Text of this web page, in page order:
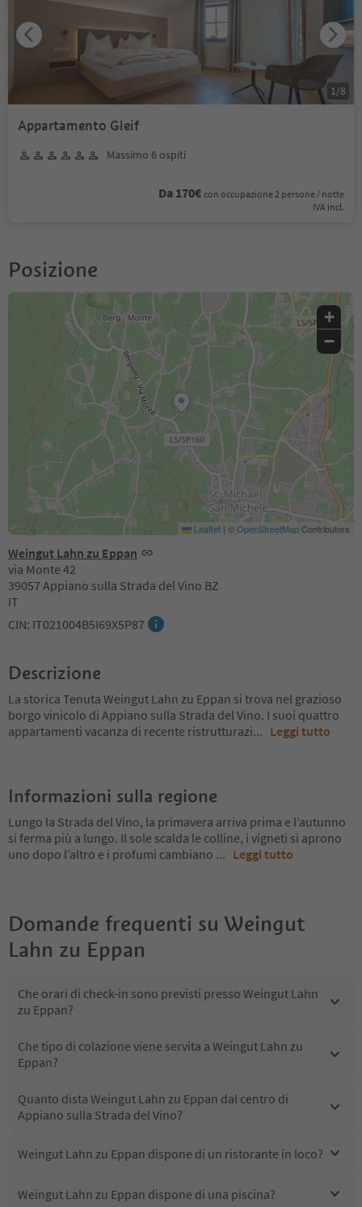
Appartamento Gleif
Massimo 6 ospiti
Da 170€ con occupazione 2 persone / notte
IVA incl.
1/8
Posizione
Weingut Lahn zu Eppan
via Monte 42
39057 Appiano sulla Strada del Vino BZ
IT
CIN: IT021004B5I69X5P87
+
−
Leaflet | ©OpenStreetMapContributors
Descrizione
La storica Tenuta Weingut Lahn zu Eppan si trova nel grazioso
borgo vinicolo di Appiano sulla Strada del Vino. I suoi quattro
appartamenti vacanza di recente ristrutturazi... Leggi tutto
Informazioni sulla regione
Lungo la Strada del Vino, la primavera arriva prima e l’autunno
si ferma più a lungo. Il sole scalda le colline, i vigneti si aprono
uno dopo l’altro e i profumi cambiano ... Leggi tutto
Domande frequenti su Weingut
Lahn zu Eppan
Che orari di check-in sono previsti presso Weingut Lahn
zu Eppan?
Che tipo di colazione viene servita a Weingut Lahn zu
Eppan?
Quanto dista Weingut Lahn zu Eppan dal centro di
Appiano sulla Strada del Vino?
Weingut Lahn zu Eppan dispone di un ristorante in loco?
Weingut Lahn zu Eppan dispone di una piscina?